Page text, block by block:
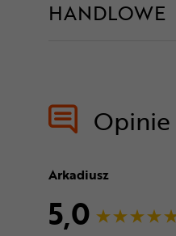
HANDLOWE
Arkadiusz
5,0